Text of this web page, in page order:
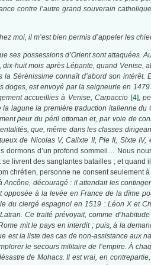
contre l’autre grand souverain
moi, il m’est bien permis d’appeler les
possessions d’Orient sont attaquées.
huit mois après Lépante, quand Venise,
Sérénissime connaît d’abord son intérêt.
est envoyé par la seigneurie en
accueillies à Venise, Carpaccio [4],
lagune la première traduction italienne du
peur du péril ottoman et, par voie de
que, même dans les classes
de Nicolas V, Calixte II, Pie II, Sixte
dormons d’un profond sommeil… Nous
livrent des sanglantes batailles ; et quand
chrétien, personne ne consent seulement
découragé : il attendait les
opposée à la levée en France de la dîme
du clergé espagnol en 1519 : Léon X et
Ce traité prévoyait, comme
mit le pays en interdit ; puis, à la
est la liste des cas de non-assistance aux
le secours militaire de l’empire. À
de Mohacs. Il est vrai, en